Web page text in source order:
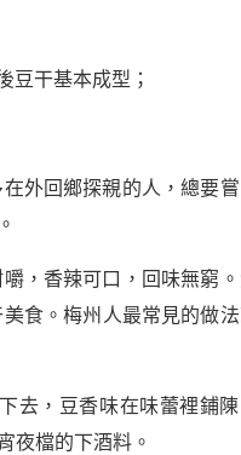
豆干基本成型；
外回鄉探親的人，總要
，香辣可口，回味無窮
食。梅州人最常見的做
去，豆香味在味蕾裡鋪
夜檔的下酒料。